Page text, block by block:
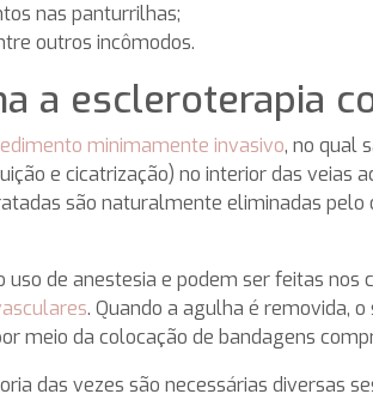
nas panturrilhas;
outros incômodos.
a escleroterapia
minimamente invasivo, no qual
e cicatrização) no interior das veias
são naturalmente eliminadas pelo
uso de anestesia e podem ser feitas nos
. Quando a agulha é removida,
meio da colocação de bandagens
das vezes são necessárias diversas